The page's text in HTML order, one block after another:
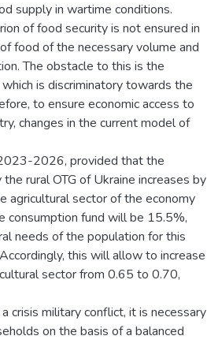
supply in wartime conditions.
of food security is not ensured in
food of the necessary volume and
The obstacle to this is the
is discriminatory towards the
to ensure economic access to
changes in the current model of
2026, provided that the
rural OTG of Ukraine increases by
agricultural sector of the economy
consumption fund will be 15.5%,
needs of the population for this
this will allow to increase
sector from 0.65 to 0.70,
crisis military conflict, it is necessary
on the basis of a balanced